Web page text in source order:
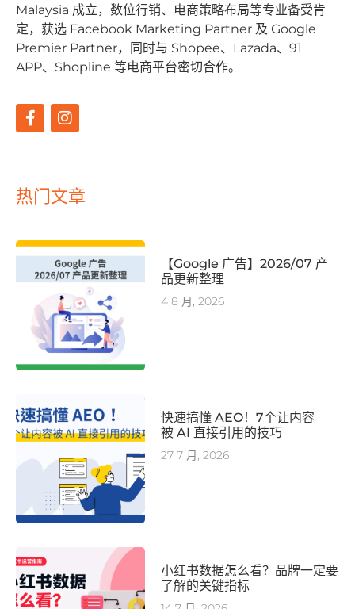
Malaysia 成⽴，数位⾏销、电商策略布局等专业备受肯
定，获选 Facebook Marketing Partner 及 Google
Premier Partner，同时与 Shopee、Lazada、91
APP、Shopline 等电商平台密切合作。
热门文章
【Google 广告】2026/07 产
品更新整理
4 8 月, 2026
快速搞懂 AEO！7个让内容
被 AI 直接引用的技巧
27 7 月, 2026
小红书数据怎么看？品牌一定要
了解的关键指标